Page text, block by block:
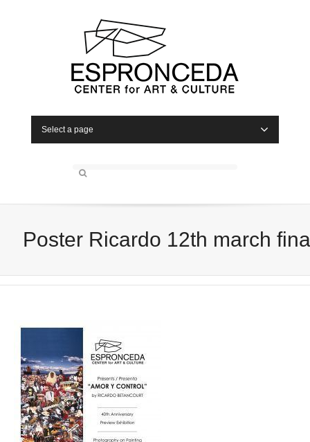
Select a page
Poster Ricardo 12th march